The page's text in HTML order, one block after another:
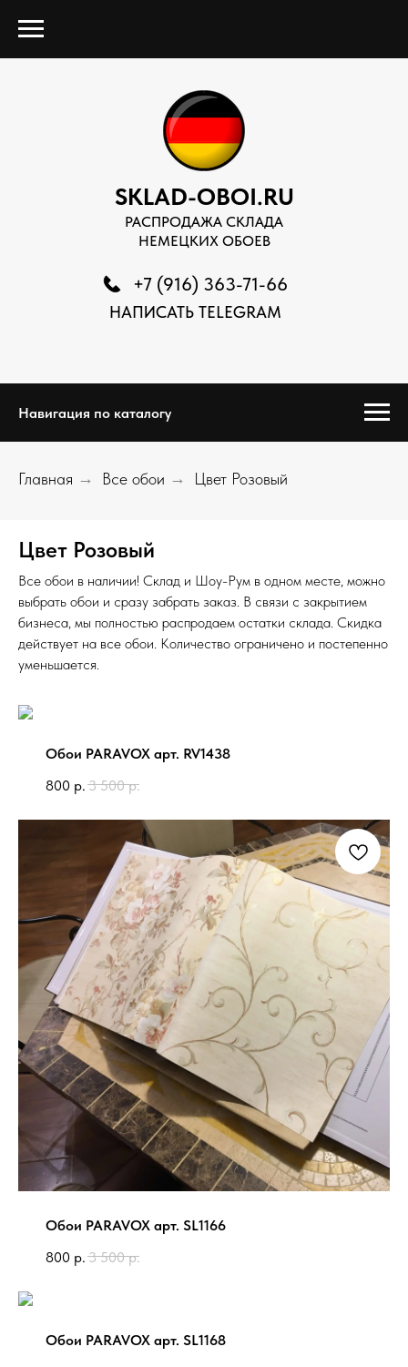
SKLAD-OBOI.RU
РАСПРОДАЖА СКЛАДА
НЕМЕЦКИХ ОБОЕВ
+7 (916) 363-71-66
НАПИСАТЬ TELEGRAM
Навигация по каталогу
Главная → Все обои → Цвет Розовый
Цвет Розовый
Все обои в наличии! Склад и Шоу-Рум в одном месте, можно
выбрать обои и сразу забрать заказ. В связи с закрытием
бизнеса, мы полностью распродаем остатки склада. Скидка
действует на все обои. Количество ограничено и постепенно
уменьшается.
Обои PARAVOX арт. RV1438
800 р. 3 500 р.
Обои PARAVOX арт. SL1166
800 р. 3 500 р.
Обои PARAVOX арт. SL1168